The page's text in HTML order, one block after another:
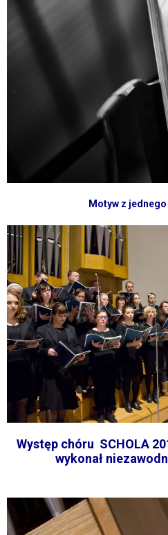
Motyw z
Występ chóru SCHOLA
wykonał